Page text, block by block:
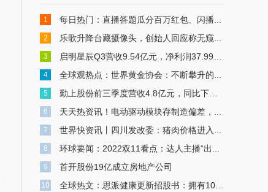
1 每日热门：直播答题瓜分百万红包、闪播...
2 乐歌升降台藏摄像头，创始人回应称无窥...
3 启明星辰Q3营收9.54亿元，净利润37.99万...
4 全球观热点：世界黄金协会：不断攀升的...
5 勤上股份前三季度营收4.8亿元，同比下滑46.3%
6 天天热资讯！电动驱动模块存制造偏差，...
7 世界快资讯丨四川发改委：猪肉价格进入...
8 环球要闻：2022双11看点：达人主播“出...
9 首开股份19亿成立房地产公司
10 全球热文：思派健康更新招股书：拥有103...